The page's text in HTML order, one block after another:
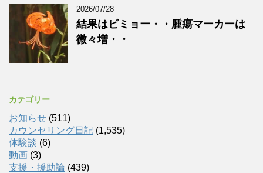
2026/07/28
結果はビミョー・・腫瘍マーカーは
微々増・・
カテゴリー
お知らせ (511)
カウンセリング日記 (1,535)
体験談 (6)
動画 (3)
支援・援助論 (439)